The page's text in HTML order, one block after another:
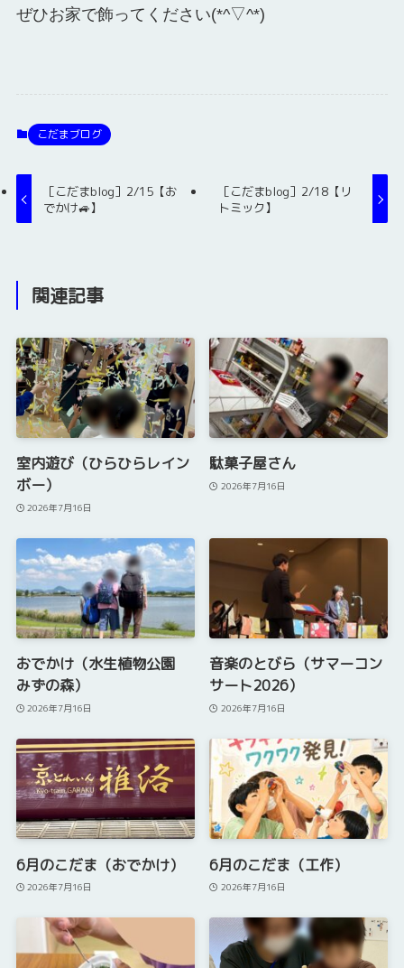
ぜひお家で飾ってください(*^▽^*)
こだまブログ
［こだまblog］2/15【お
でかけ🚙】
［こだまblog］2/18【リ
トミック】
関連記事
室内遊び（ひらひらレイン
ボー）
2026年7月16日
駄菓子屋さん
2026年7月16日
おでかけ（水生植物公園
みずの森）
2026年7月16日
音楽のとびら（サマーコン
サート2026）
2026年7月16日
6月のこだま（おでかけ）
2026年7月16日
6月のこだま（工作）
2026年7月16日